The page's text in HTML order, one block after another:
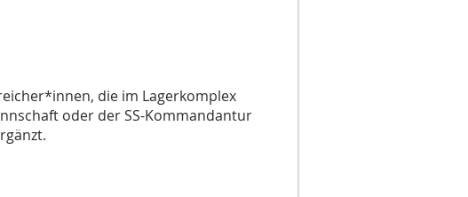
die im Lagerkomplex
oder der SS-Kommandantur